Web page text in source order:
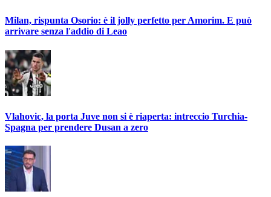
Milan, rispunta Osorio: è il jolly perfetto per Amorim. E può
arrivare senza l'addio di Leao
Vlahovic, la porta Juve non si è riaperta: intreccio Turchia-
Spagna per prendere Dusan a zero